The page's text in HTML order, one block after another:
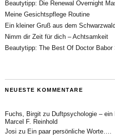
Beautytipp: Die Renewal Overnight
Meine Gesichtspflege Routine
Ein kleiner Gruß aus dem Schwarzwald
Nimm dir Zeit für dich – Achtsamkeit
Beautytipp: The Best Of Doctor Babor
NEUESTE KOMMENTARE
Fuchs, Birgit zu Duftpsychologie –
Marcel F. Reinhold
Josi zu Ein paar persönliche Worte….